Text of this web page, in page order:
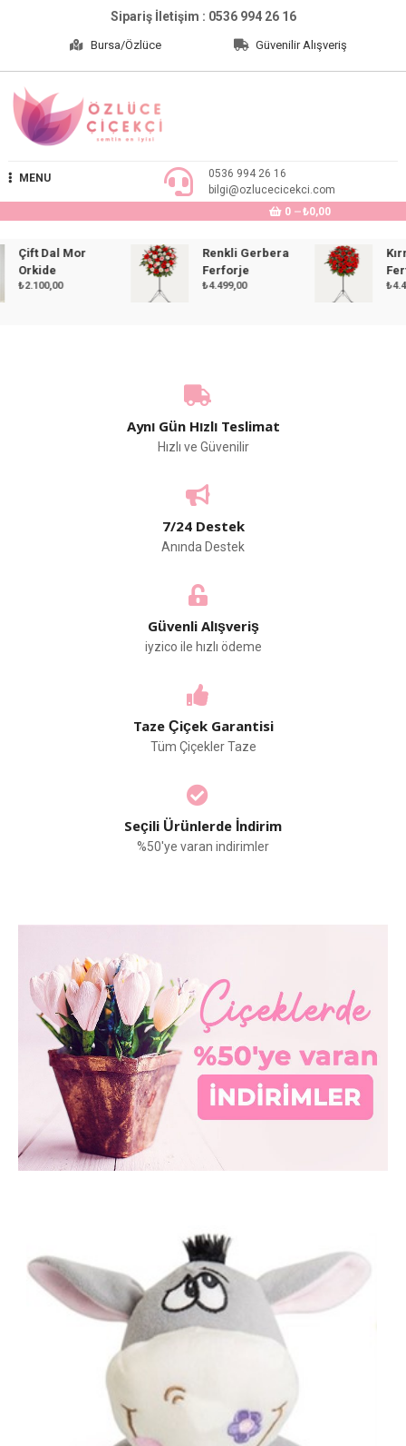
Sipariş İletişim : 0536 994 26 16
Bursa/Özlüce Güvenilir Alışveriş
Özlüce Çiçekçi
MENU
0536 994 26 16
bilgi@ozlucecicekci.com
0
₺0,00
Dal Mor
2.100,00
Renkli Gerbera
Ferforje
4.499,00
Aynı Gün Hızlı Teslimat
Hızlı ve Güvenilir
7/24 Destek
Anında Destek
Güvenli Alışveriş
iyzico ile hızlı ödeme
Taze Çiçek Garantisi
Tüm Çiçekler Taze
Seçili Ürünlerde İndirim
%50'ye varan indirimler